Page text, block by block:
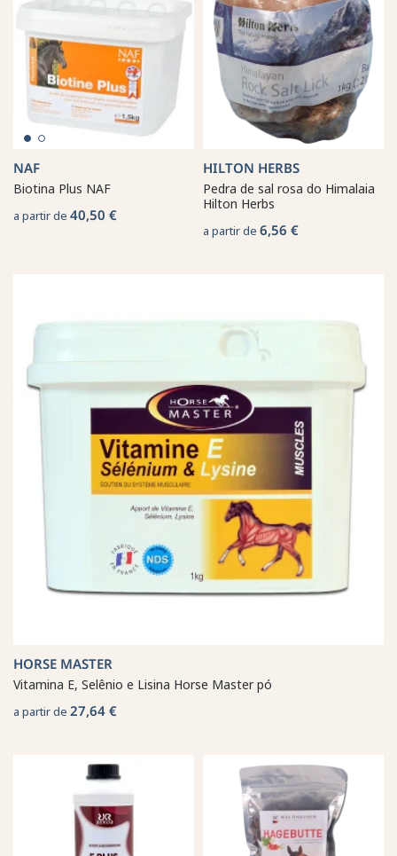
NAF
Biotina Plus NAF
a partir de 40,50 €
HILTON HERBS
Pedra de sal rosa do Himalaia
Hilton Herbs
a partir de 6,56 €
HORSE MASTER
Vitamina E, Selênio e Lisina Horse Master pó
a partir de 27,64 €